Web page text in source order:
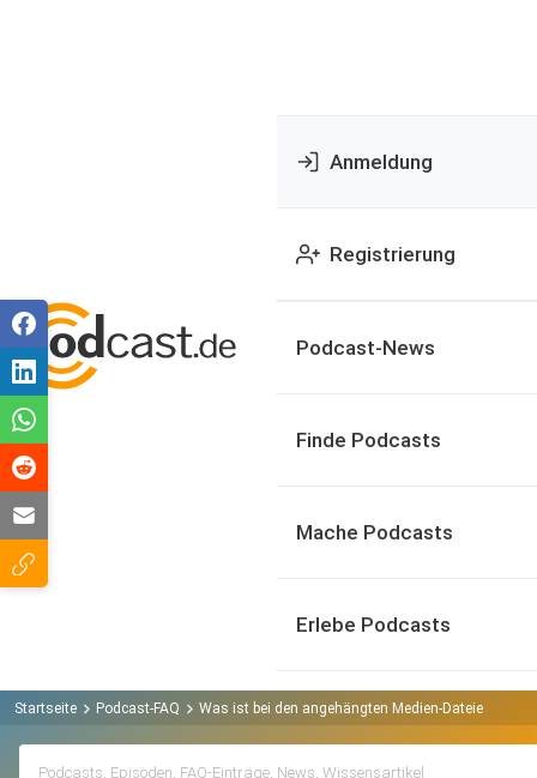
Anmeldung
Registrierung
Podcast-News
Finde Podcasts
Mache Podcasts
Erlebe Podcasts
Startseite Podcast-FAQ Was ist bei den angehängten Medien-Dateien zu